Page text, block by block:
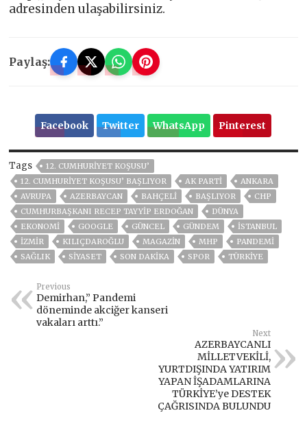
adresinden ulaşabilirsiniz.
Paylaş:
Facebook Twitter WhatsApp Pinterest
Tags
12. CUMHURIYET KOŞUSU’
12. CUMHURIYET KOŞUSU’ BAŞLIYOR
AK PARTİ
ANKARA
AVRUPA
AZERBAYCAN BAHÇELİ BAŞLIYOR
CHP
CUMHURBAŞKANI RECEP TAYYIP ERDOĞAN
DÜNYA
EKONOMİ
GOOGLE GÜNCEL GÜNDEM
ISTANBUL
İZMIR
KILIÇDAROĞLU MAGAZİN MHP
PANDEMİ
SAĞLIK
SİYASET SON DAKIKA SPOR TÜRKİYE
Previous
Demirhan,” Pandemi
döneminde akciğer kanseri
vakaları arttı.”
Next
AZERBAYCANLI
MİLLETVEKİLİ,
YURTDIŞINDA YATIRIM
YAPAN İŞADAMLARINA
TÜRKİYE’ye DESTEK
ÇAĞRISINDA BULUNDU